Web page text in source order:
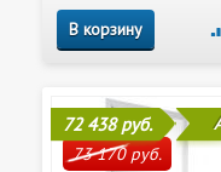
В корзину
72 438 руб.
73 170 руб.